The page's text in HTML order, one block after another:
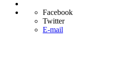
Facebook
Twitter
E-mail